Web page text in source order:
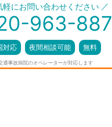
／
軽にお問い合わせください
963-887
対応 夜間相談可能 無料
通事故病院のオペレーターが対応します